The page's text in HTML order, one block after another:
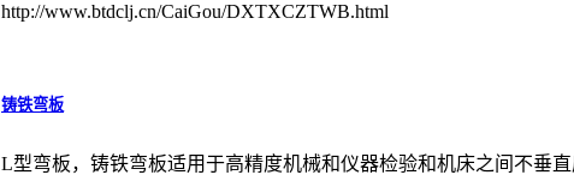
http://www.btdclj.cn/CaiGou/DXTXCZTWB.html
铸铁弯板
L型弯板，铸铁弯板适用于高精度机械和仪器检验和机床之间不垂